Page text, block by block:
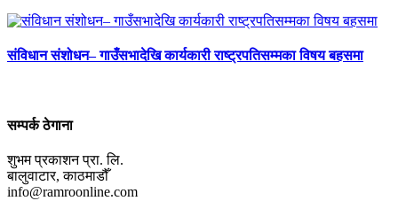
संविधान संशोधन– गाउँसभादेखि कार्यकारी राष्ट्रपतिसम्मका विषय बहसमा
सम्पर्क ठेगाना
शुभम प्रकाशन प्रा. लि.
बालुवाटार, काठमाडौँ
info@ramroonline.com